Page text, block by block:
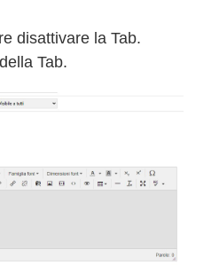
disattivare la Tab.
della Tab.